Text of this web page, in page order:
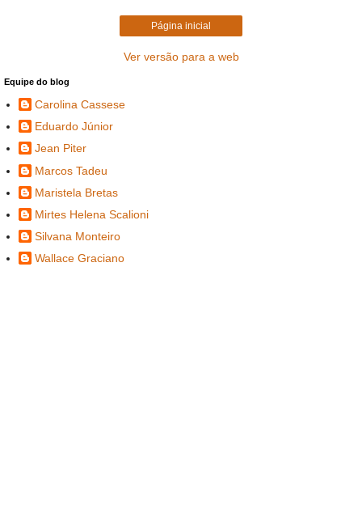
Página inicial
Ver versão para a web
Equipe do blog
Carolina Cassese
Eduardo Júnior
Jean Piter
Marcos Tadeu
Maristela Bretas
Mirtes Helena Scalioni
Silvana Monteiro
Wallace Graciano